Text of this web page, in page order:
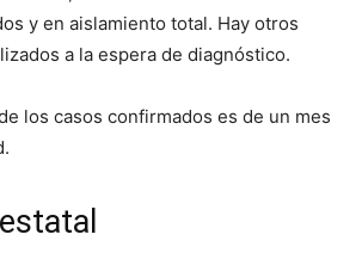
y en aislamiento total. Hay otros
a la espera de diagnóstico.
los casos confirmados es de un mes